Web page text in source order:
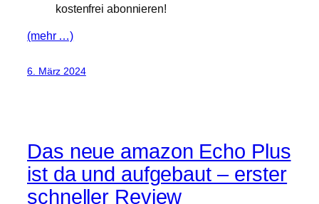
kostenfrei abonnieren!
(mehr …)
6. März 2024
Das neue amazon Echo Plus
ist da und aufgebaut – erster
schneller Review